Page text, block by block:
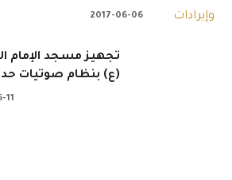
2017-06-06
تجهيز مسجد الإمام
(ع) بنظام صوتيات
11